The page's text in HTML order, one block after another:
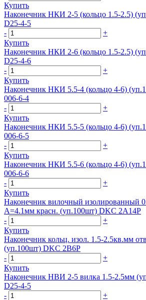
Купить
Наконечник НКИ 2-5 (кольцо 1.5-2.5)
D25-4-5
-
+
Купить
Наконечник НКИ 2-6 (кольцо 1.5-2.5)
D25-4-6
-
+
Купить
Наконечник НКИ 5.5-4 (кольцо 4-6)
006-6-4
-
+
Купить
Наконечник НКИ 5.5-5 (кольцо 4-6)
006-6-5
-
+
Купить
Наконечник НКИ 5.5-6 (кольцо 4-6)
006-6-6
-
+
Купить
Наконечник вилочный изолированный
А=4.1мм красн. (уп.100шт) DKC 2A14P
-
+
Купить
Наконечник кольц. изол. 1.5-2.5кв.мм
(уп.100шт) DKC 2B6P
-
+
Купить
Наконечник НВИ 2-5 вилка 1.5-2.5мм
D25-4-5
-
+